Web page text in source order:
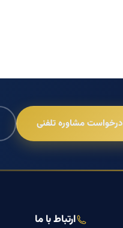
درخواست مشاوره تلفنی
ارتباط با ما